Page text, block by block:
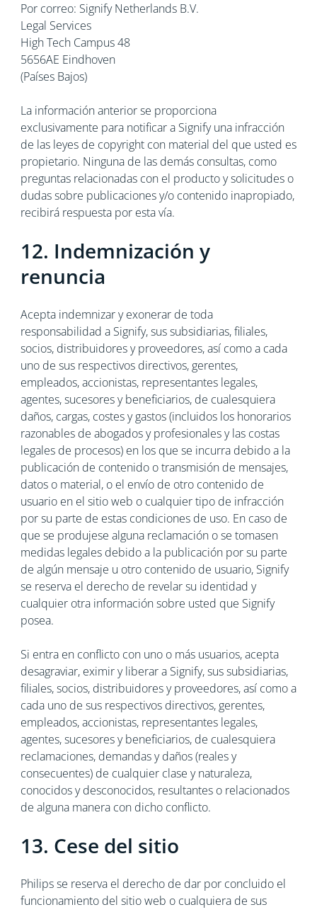
Por correo: Signify Netherlands B.V.
Legal Services
High Tech Campus 48
5656AE Eindhoven
(Países Bajos)
La información anterior se proporciona
exclusivamente para notificar a Signify una infracción
de las leyes de copyright con material del que usted es
propietario. Ninguna de las demás consultas, como
preguntas relacionadas con el producto y solicitudes o
dudas sobre publicaciones y/o contenido inapropiado,
recibirá respuesta por esta vía.
12. Indemnización y
renuncia
Acepta indemnizar y exonerar de toda
responsabilidad a Signify, sus subsidiarias, filiales,
socios, distribuidores y proveedores, así como a cada
uno de sus respectivos directivos, gerentes,
empleados, accionistas, representantes legales,
agentes, sucesores y beneficiarios, de cualesquiera
daños, cargas, costes y gastos (incluidos los honorarios
razonables de abogados y profesionales y las costas
legales de procesos) en los que se incurra debido a la
publicación de contenido o transmisión de mensajes,
datos o material, o el envío de otro contenido de
usuario en el sitio web o cualquier tipo de infracción
por su parte de estas condiciones de uso. En caso de
que se produjese alguna reclamación o se tomasen
medidas legales debido a la publicación por su parte
de algún mensaje u otro contenido de usuario, Signify
se reserva el derecho de revelar su identidad y
cualquier otra información sobre usted que Signify
posea.
Si entra en conflicto con uno o más usuarios, acepta
desagraviar, eximir y liberar a Signify, sus subsidiarias,
filiales, socios, distribuidores y proveedores, así como a
cada uno de sus respectivos directivos, gerentes,
empleados, accionistas, representantes legales,
agentes, sucesores y beneficiarios, de cualesquiera
reclamaciones, demandas y daños (reales y
consecuentes) de cualquier clase y naturaleza,
conocidos y desconocidos, resultantes o relacionados
de alguna manera con dicho conflicto.
13. Cese del sitio
Philips se reserva el derecho de dar por concluido el
funcionamiento del sitio web o cualquiera de sus